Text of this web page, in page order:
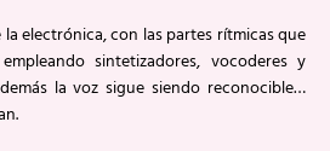
electrónica, con las partes rítmicas que
sintetizadores, vocoderes y
la voz sigue siendo reconocible…